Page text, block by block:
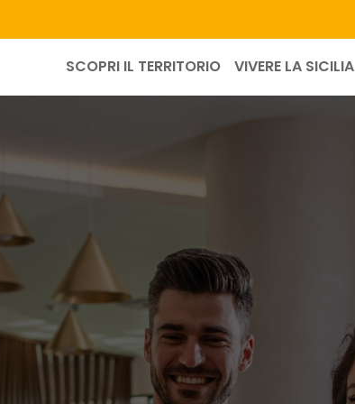
SCOPRI IL TERRITORIO VIVERE LA SICILIA